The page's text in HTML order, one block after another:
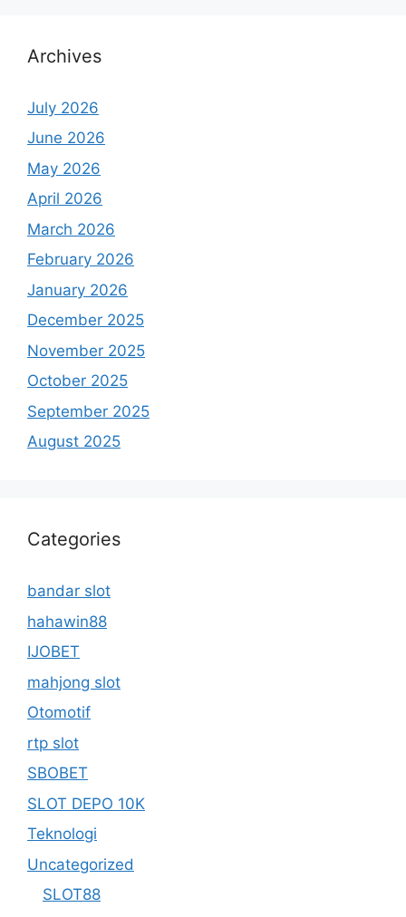
Archives
July 2026
June 2026
May 2026
April 2026
March 2026
February 2026
January 2026
December 2025
November 2025
October 2025
September 2025
August 2025
Categories
bandar slot
hahawin88
IJOBET
mahjong slot
Otomotif
rtp slot
SBOBET
SLOT DEPO 10K
Teknologi
Uncategorized
SLOT88